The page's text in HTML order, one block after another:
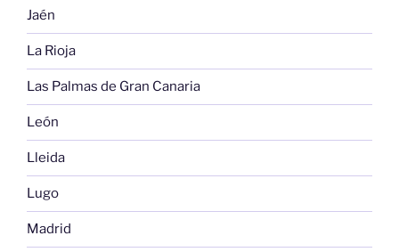
Jaén
La Rioja
Las Palmas de Gran Canaria
León
Lleida
Lugo
Madrid